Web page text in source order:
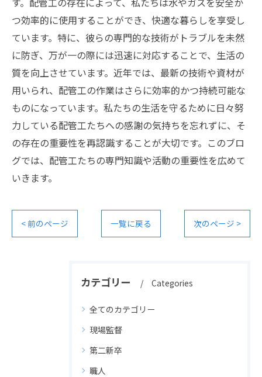
つ効率的に使用することができ、快適な暮らしを享受し
ています。特に、彼らの専門的な技術がトラブルを未然
に防ぎ、万が一の際には迅速に対応することで、生活の
質を向上させています。近年では、最新の技術や資材が
用いられ、配管工の作業はさらに効率的かつ持続可能な
ものになっています。私たちの生活を守るために日々努
力している配管工たちへの感謝の気持ちを忘れずに、そ
の存在の重要性を再認識することが大切です。このブロ
グでは、配管工たちの専門知識や活動の重要性を広めて
いきます。
< 前のページ 一覧に戻る 次のページ >
カテゴリー Categories
全てのカテゴリー
現場監督
第二新卒
職人